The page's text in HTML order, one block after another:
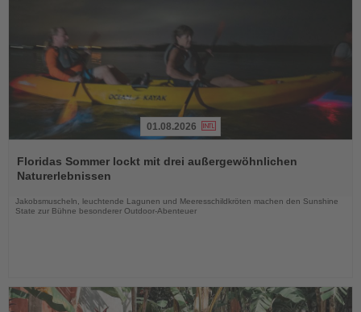
Sie
die
01.08.2026
Floridas Sommer lockt mit drei außergewöhnlichen
Naturerlebnissen
Jakobsmuscheln, leuchtende Lagunen und Meeresschildkröten machen den Sunshine
State zur Bühne besonderer Outdoor-Abenteuer